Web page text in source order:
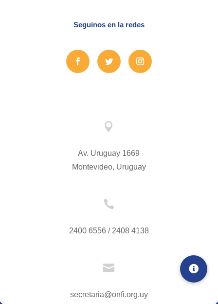
Seguinos en la redes

Av. Uruguay 1669
Montevideo, Uruguay

2400 6556 / 2408 4138

secretaria@onfi.org.uy